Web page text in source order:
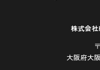
株式会社
大阪府大